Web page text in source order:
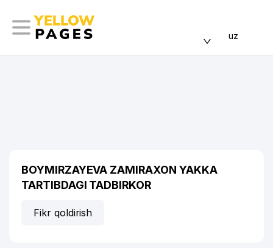
uz
BOYMIRZAYEVA ZAMIRAXON YAKKA
TARTIBDAGI TADBIRKOR
Fikr qoldirish